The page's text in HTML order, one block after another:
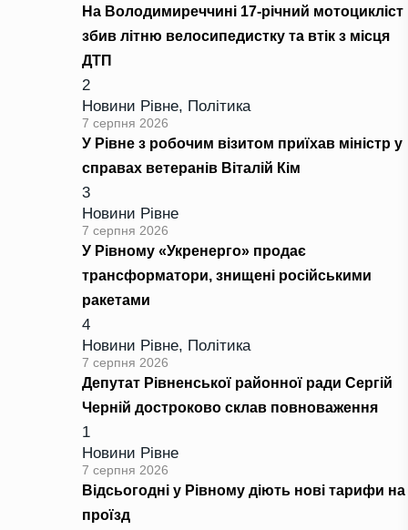
На Володимиреччині 17-річний мотоцикліст
збив літню велосипедистку та втік з місця
ДТП
2
Новини Рівне, Політика
7 серпня 2026
У Рівне з робочим візитом приїхав міністр у
справах ветеранів Віталій Кім
3
Новини Рівне
7 серпня 2026
У Рівному «Укренерго» продає
трансформатори, знищені російськими
ракетами
4
Новини Рівне, Політика
7 серпня 2026
Депутат Рівненської районної ради Сергій
Черній достроково склав повноваження
1
Новини Рівне
7 серпня 2026
Відсьогодні у Рівному діють нові тарифи на
проїзд